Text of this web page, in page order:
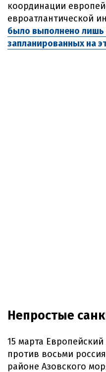
координации
евроатлантической
было выполнено лишь
запланированных на
Непростые
15 марта
против восьми
районе Азовского